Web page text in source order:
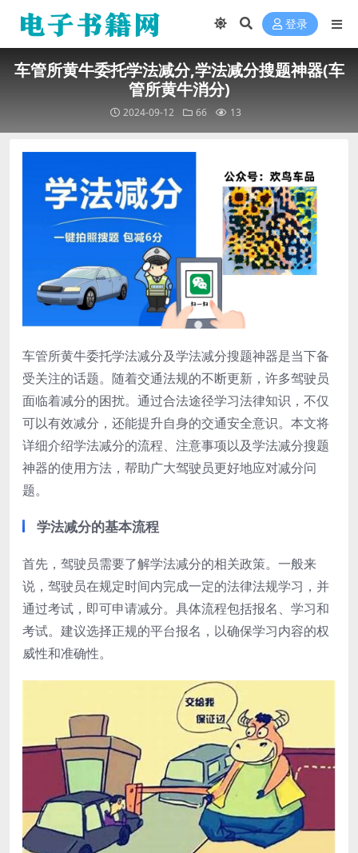
登录
车管所黄牛委托学法减分,学法减分搜题神器(车
管所黄牛消分)
2024-09-12 66 13
车管所黄牛委托学法减分及学法减分搜题神器是当下备
受关注的话题。随着交通法规的不断更新，许多驾驶员
面临着减分的困扰。通过合法途径学习法律知识，不仅
可以有效减分，还能提升自身的交通安全意识。本文将
详细介绍学法减分的流程、注意事项以及学法减分搜题
神器的使用方法，帮助广大驾驶员更好地应对减分问
题。
学法减分的基本流程
首先，驾驶员需要了解学法减分的相关政策。一般来
说，驾驶员在规定时间内完成一定的法律法规学习，并
通过考试，即可申请减分。具体流程包括报名、学习和
考试。建议选择正规的平台报名，以确保学习内容的权
威性和准确性。